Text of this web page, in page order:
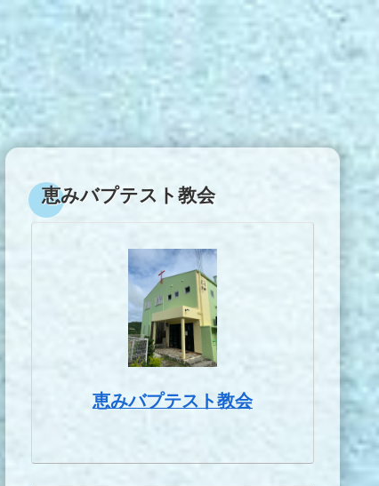
恵みバプテスト教会
恵みバプテスト教会